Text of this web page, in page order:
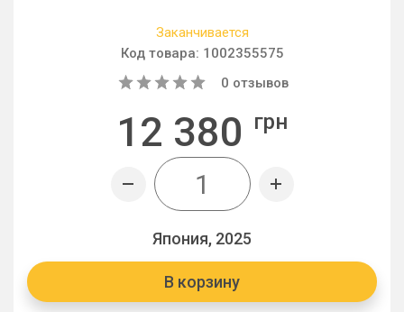
Заканчивается
Код товара: 1002355575
0 отзывов
12 380 грн
Япония, 2025
В корзину